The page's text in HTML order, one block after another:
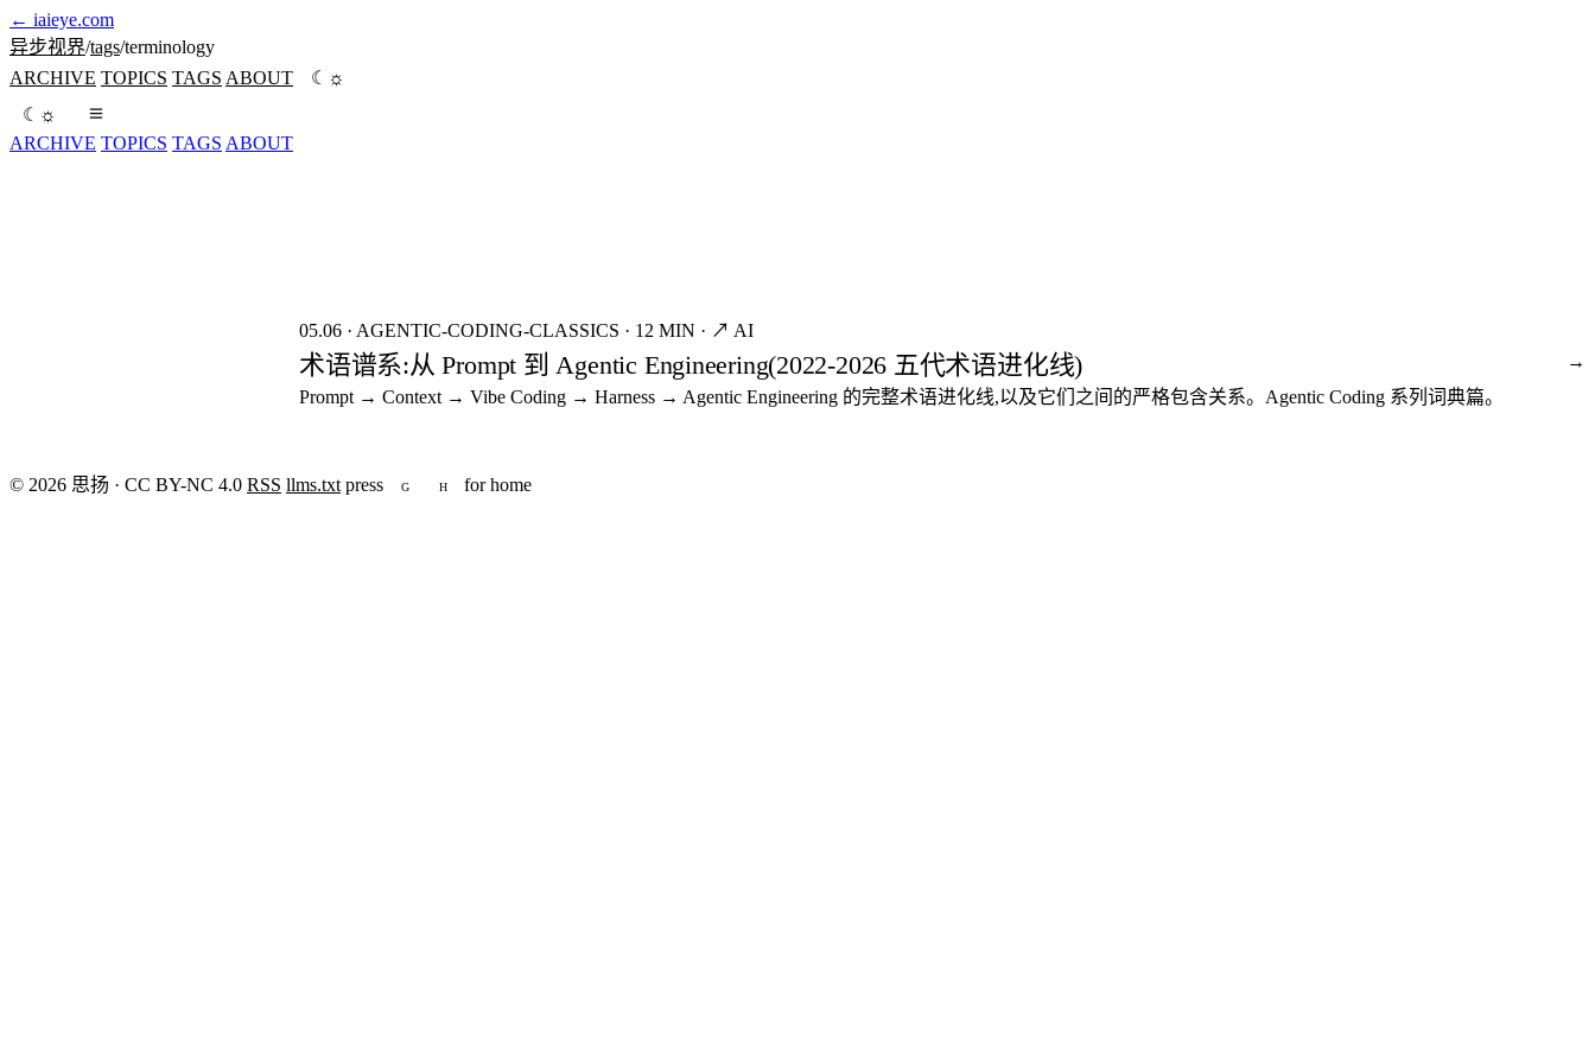
← iaieye.com
异步视界/tags/terminology
ARCHIVE TOPICS TAGS ABOUT ☾ ☼
☾ ☼
ARCHIVE TOPICS TAGS ABOUT
05.06 · AGENTIC-CODING-CLASSICS · 12 MIN · ↗ AI
术语谱系:从 Prompt 到 Agentic Engineering(2022-2026 五代术语进化线)
Prompt → Context → Vibe Coding → Harness → Agentic Engineering 的完整术语进化线,以及它们之间的严格包含关系。Agentic Coding 系列词典篇。
→
© 2026 思扬 · CC BY-NC 4.0 RSS llms.txt press G H for home